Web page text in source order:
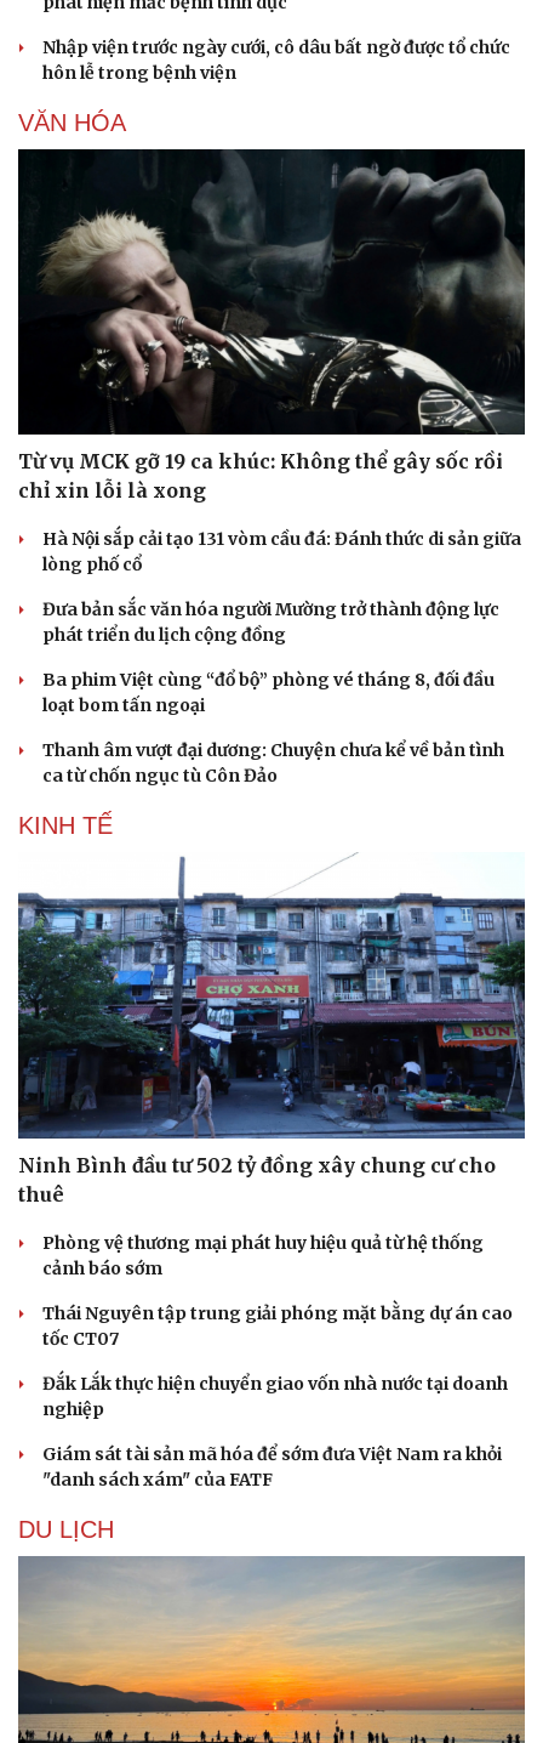
Doanh nghiệp
Doanh nghiệp 24h
Doanh nhân
Trải nghiệm
Chuyển đổi số
Nhập viện trước ngày cưới, cô dâu bất ngờ được tổ chức
hôn lễ trong bệnh viện
VĂN HÓA
Từ vụ MCK gỡ 19 ca khúc: Không thể gây sốc rồi
chỉ xin lỗi là xong
Hà Nội sắp cải tạo 131 vòm cầu đá: Đánh thức di sản giữa
lòng phố cổ
Đưa bản sắc văn hóa người Mường trở thành động lực
phát triển du lịch cộng đồng
Ba phim Việt cùng “đổ bộ” phòng vé tháng 8, đối đầu
loạt bom tấn ngoại
Thanh âm vượt đại dương: Chuyện chưa kể về bản tình
ca từ chốn ngục tù Côn Đảo
KINH TẾ
Ninh Bình đầu tư 502 tỷ đồng xây chung cư cho
thuê
Phòng vệ thương mại phát huy hiệu quả từ hệ thống
cảnh báo sớm
Thái Nguyên tập trung giải phóng mặt bằng dự án cao
tốc CT07
Đắk Lắk thực hiện chuyển giao vốn nhà nước tại doanh
nghiệp
Giám sát tài sản mã hóa để sớm đưa Việt Nam ra khỏi
"danh sách xám" của FATF
DU LỊCH